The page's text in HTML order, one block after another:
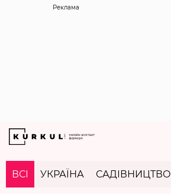
Реклама
ВСІ УКРАЇНА САДІВНИЦТВО